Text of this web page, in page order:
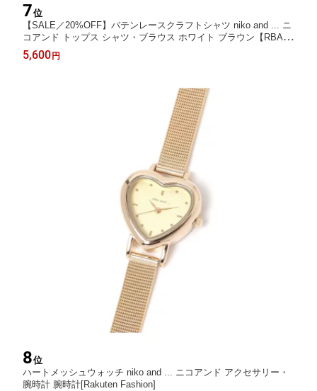
7位
【SALE／20%OFF】バテンレースクラフトシャツ niko and ... ニ
コアンド トップス シャツ・ブラウス ホワイト ブラウン【RBA_
E】【送料無料】[Rakuten Fashion]
5,600 円
8位
ハートメッシュウォッチ niko and ... ニコアンド アクセサリー・
腕時計 腕時計[Rakuten Fashion]